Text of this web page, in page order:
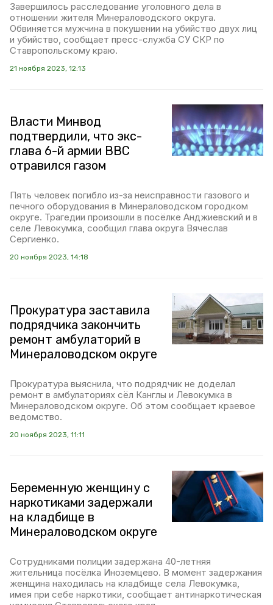
Завершилось расследование уголовного дела в
отношении жителя Минераловодского округа.
Обвиняется мужчина в покушении на убийство двух лиц
и убийство, сообщает пресс-служба СУ СКР по
Ставропольскому краю.
21 ноября 2023, 12:13
Власти Минвод
подтвердили, что экс-
глава 6-й армии ВВС
отравился газом
Пять человек погибло из-за неисправности газового и
печного оборудования в Минераловодском городком
округе. Трагедии произошли в посёлке Анджиевский и в
селе Левокумка, сообщил глава округа Вячеслав
Сергиенко.
20 ноября 2023, 14:18
Прокуратура заставила
подрядчика закончить
ремонт амбулаторий в
Минераловодском округе
Прокуратура выяснила, что подрядчик не доделал
ремонт в амбулаториях сёл Канглы и Левокумка в
Минераловодском округе. Об этом сообщает краевое
ведомство.
20 ноября 2023, 11:11
Беременную женщину с
наркотиками задержали
на кладбище в
Минераловодском округе
Сотрудниками полиции задержана 40-летняя
жительница посёлка Иноземцево. В момент задержания
женщина находилась на кладбище села Левокумка,
имея при себе наркотики, сообщает антинаркотическая